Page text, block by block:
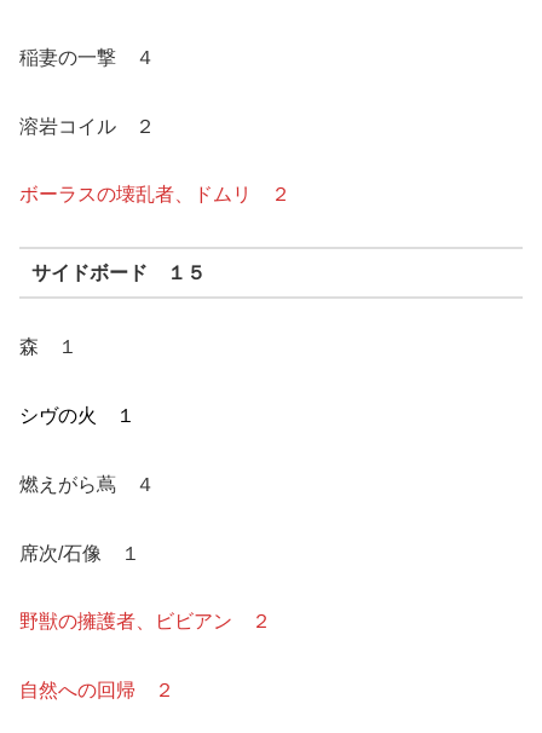
稲妻の一撃 ４
溶岩コイル ２
ボーラスの壊乱者、ドムリ ２
サイドボード １５
森 １
シヴの火 １
燃えがら蔦 ４
席次/石像 １
野獣の擁護者、ビビアン ２
自然への回帰 ２